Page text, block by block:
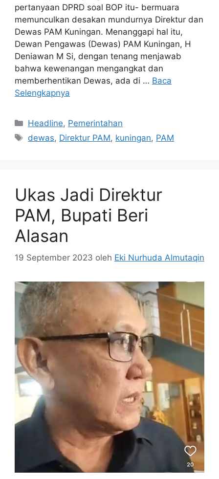
pertanyaan DPRD soal BOP itu- bermuara
memunculkan desakan mundurnya Direktur dan
Dewas PAM Kuningan. Menanggapi hal itu,
Dewan Pengawas (Dewas) PAM Kuningan, H
Deniawan M Si, dengan tenang menjawab
bahwa kewenangan mengangkat dan
memberhentikan Dewas, ada di … Baca
Selengkapnya
Kategori
Headline, Pemerintahan
Tag
dewas, Direktur PAM, kuningan, PAM
Ukas Jadi Direktur
PAM, Bupati Beri
Alasan
19 September 2023 oleh Eki Nurhuda Almutaqin